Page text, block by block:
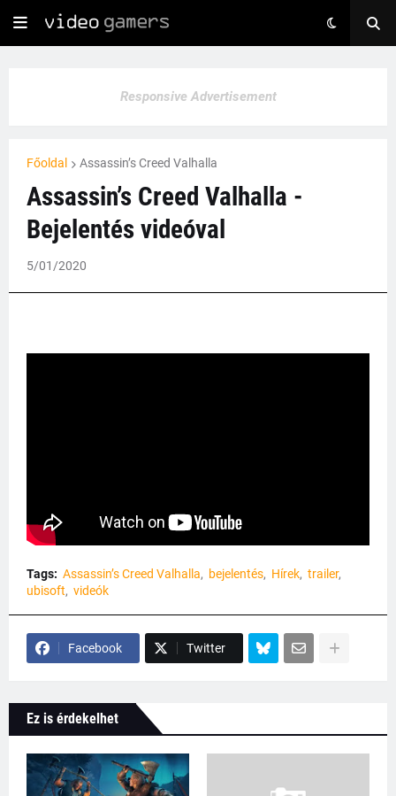
Responsive Advertisement
Főoldal Assassin’s Creed Valhalla
Assassin’s Creed Valhalla -
Bejelentés videóval
5/01/2020
Tags: Assassin’s Creed Valhalla bejelentés Hírek trailer
ubisoft
videók
Facebook Twitter
Ez is érdekelhet